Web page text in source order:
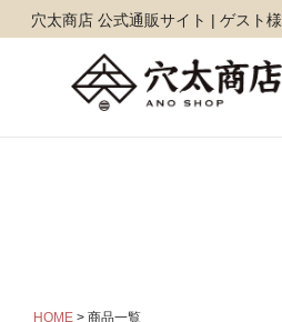
穴太商店 公式通販サイト | ゲスト様
HOME 商品一覧